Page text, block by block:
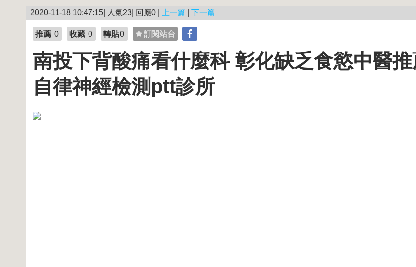
2020-11-18 10:47:15| 人氣23| 回應0 | 上一篇 下一篇
推薦 0 收藏 0 轉貼0 訂閱站台
南投下背酸痛看什麼科 彰化缺乏食慾中醫
自律神經檢測ptt診所